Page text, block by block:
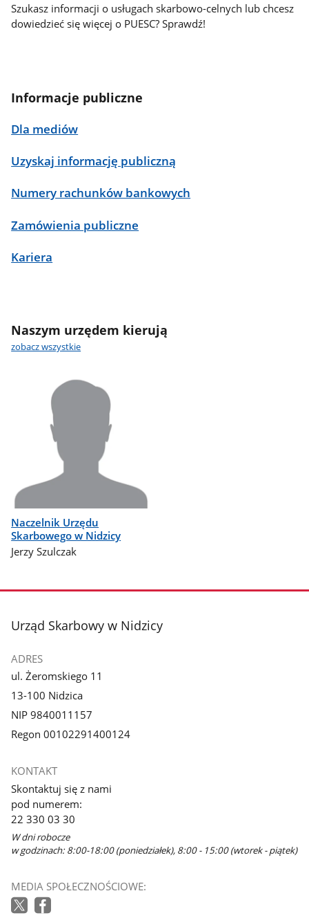
Szukasz informacji o usługach skarbowo-celnych lub chcesz
dowiedzieć się więcej o PUESC? Sprawdź!
Informacje publiczne
Dla mediów
Uzyskaj informację publiczną
Numery rachunków bankowych
Zamówienia publiczne
Kariera
Naszym urzędem kierują
zobacz wszystkie
Naczelnik Urzędu
Skarbowego w Nidzicy
Jerzy Szulczak
stopka
Urząd Skarbowy w Nidzicy
ADRES
ul. Żeromskiego 11
13-100 Nidzica
NIP 9840011157
Regon 00102291400124
KONTAKT
Skontaktuj się z nami
pod numerem:
22 330 03 30
W dni robocze
w godzinach: 8:00-18:00 (poniedziałek), 8:00 - 15:00 (wtorek - piątek)
MEDIA SPOŁECZNOŚCIOWE: